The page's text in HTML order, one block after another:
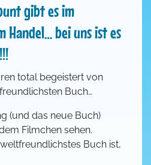
gibt es im
Handel… bei uns ist es
total begeistert von
Buch…
(und das neue Buch)
Filmchen sehen.
Buch ist,